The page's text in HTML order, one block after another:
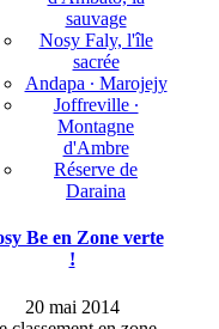
sauvage
Nosy Faly, l'île
sacrée
Andapa ∙ Marojejy
Joffreville ∙
Montagne
d'Ambre
Réserve de
Daraina
Be en Zone verte
!
20 mai 2014